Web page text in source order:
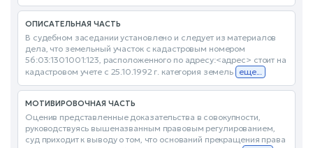
ОПИСАТЕЛЬНАЯ ЧАСТЬ
В судебном заседании установлено и следует из материалов
дела, что земельный участок с кадастровым номером
56:03:1301001:123, расположенного по адресу:<адрес> стоит на
кадастровом учете с 25.10.1992 г. категория земель еще...
МОТИВИРОВОЧНАЯ ЧАСТЬ
Оценив представленные доказательства в совокупности,
руководствуясь вышеназванным правовым регулированием,
суд приходит к выводу о том, что оснований прекращения права